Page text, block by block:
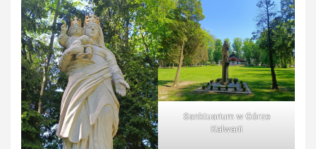
Sanktuarium w Górze
Kalwarii